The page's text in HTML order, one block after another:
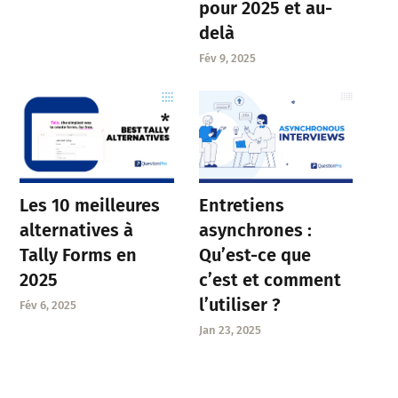
pour 2025 et au-
delà
Fév 9, 2025
Les 10 meilleures
alternatives à
Tally Forms en
2025
Fév 6, 2025
Entretiens
asynchrones :
Qu’est-ce que
c’est et comment
l’utiliser ?
Jan 23, 2025